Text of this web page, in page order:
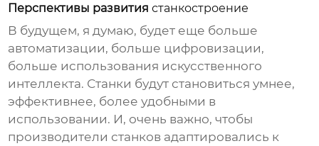
Перспективы развитиястанкостроение
В будущем, я думаю, будет еще больше
автоматизации, больше цифровизации,
больше использования искусственного
интеллекта. Станки будут становиться умнее,
эффективнее, более удобными в
использовании. И, очень важно, чтобы
производители станков адаптировались к